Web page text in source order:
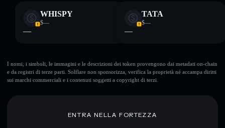
WHISPY
$—
—
TATA
$—
—
I nomi, i simboli, le immagini e le descrizioni dei token provengono dai metadati on-chain
e da registri di terze parti. Solflare non sponsorizza, verifica la proprietà né accampa diritti
sui marchi commerciali e i contenuti soggetti a copyright di terzi.
ENTRA NELLA FORTEZZA